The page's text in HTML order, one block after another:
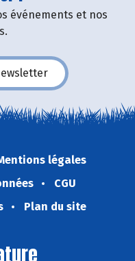
événements et nos
légales
CGU
Plan du site